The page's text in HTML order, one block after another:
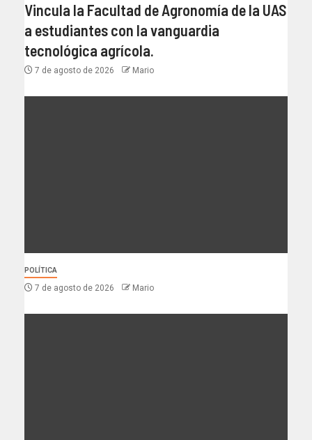
Vincula la Facultad de Agronomía de la UAS
a estudiantes con la vanguardia
tecnológica agrícola.
7 de agosto de 2026 Mario
POLÍTICA
7 de agosto de 2026 Mario